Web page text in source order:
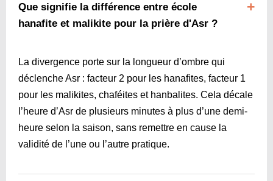
Que signifie la différence entre école
hanafite et malikite pour la prière d'Asr ?
La divergence porte sur la longueur d’ombre qui
déclenche Asr : facteur 2 pour les hanafites, facteur 1
pour les malikites, chaféites et hanbalites. Cela décale
l’heure d’Asr de plusieurs minutes à plus d’une demi-
heure selon la saison, sans remettre en cause la
validité de l’une ou l’autre pratique.